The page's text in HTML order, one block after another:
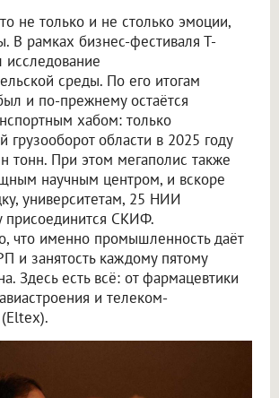
не только и не столько эмоции,
В рамках бизнес-фестиваля Т-
исследование
среды. По его итогам
и по-прежнему остаётся
хабом: только
грузооборот области в 2025 году
тонн. При этом мегаполис также
научным центром, и вскоре
университетам, 25 НИИ
присоединится СКИФ.
что именно промышленность даёт
и занятость каждому пятому
Здесь есть всё: от фармацевтики
и телеком-